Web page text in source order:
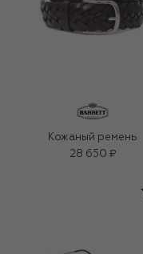
Кожаный ремень
28 650 ₽